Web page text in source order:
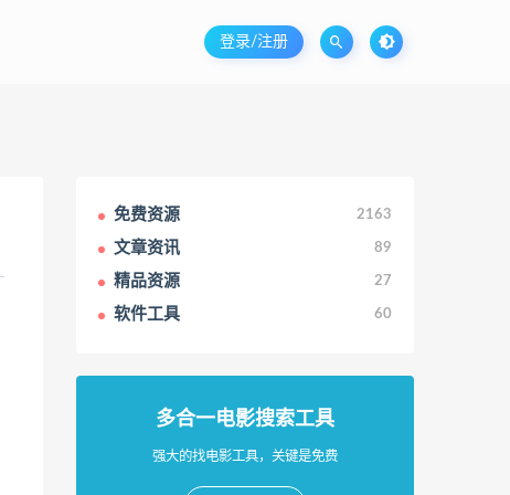
登录/注册
免费资源 2163
文章资讯 89
精品资源 27
软件工具 60
多合一电影搜索工具
强大的找电影工具，关键是免费